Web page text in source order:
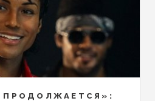
ПРОДОЛЖАЕТСЯ»: